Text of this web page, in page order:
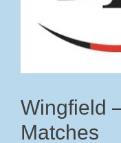
Wingfield
Matches